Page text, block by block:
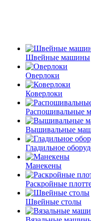
Швейные машины
Оверлоки
Коверлоки
Распошивальные
Вышивальные
Гладильное
Манекены
Раскройные
Швейные столы